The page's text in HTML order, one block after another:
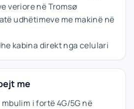
veriore në Tromsø
udhëtimeve me makinë në
kabina direkt nga celulari
me
i fortë 4G/5G në